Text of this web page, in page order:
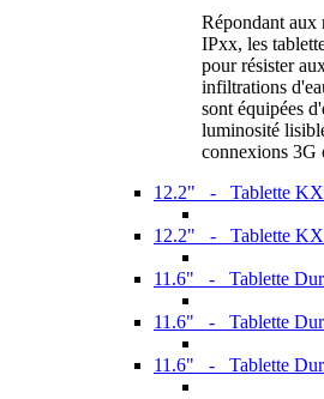
Répondant
IPxx, les
pour résister
infiltrations
sont équipées
luminosité
connexions 3G
12.2" - Tablette
12.2" - Tablette
11.6" - Tablette
11.6" - Tablette
11.6" - Tablette